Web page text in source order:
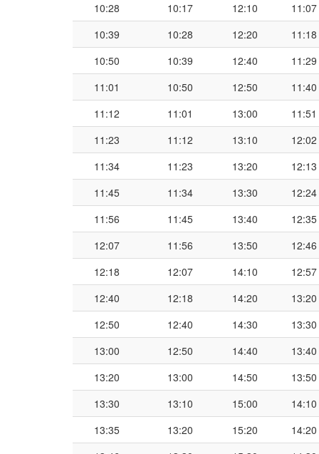
10:28
10:17 12:10
11:07
10:39
10:28 12:20
11:18
10:50
10:39 12:40
11:29
11:01
10:50 12:50
11:40
11:12
11:01 13:00
11:51
11:23
11:12 13:10
12:02
11:34
11:23 13:20
12:13
11:45
11:34 13:30
12:24
11:56
11:45 13:40
12:35
12:07
11:56 13:50
12:46
12:18
12:07 14:10
12:57
12:40
12:18 14:20
13:20
12:50
12:40 14:30
13:30
13:00
12:50 14:40
13:40
13:20
13:00 14:50
13:50
13:30
13:10 15:00
14:10
13:35
13:20 15:20
14:20